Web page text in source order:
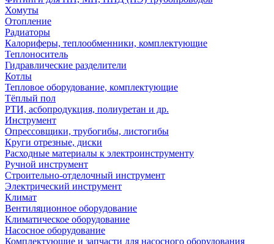
Хомуты
Отопление
Радиаторы
Калориферы, теплообменники, комплектующие
Теплоноситель
Гидравлические разделители
Котлы
Тепловое оборудование, комплектующие
Тёплый пол
РТИ, асбопродукция, полиуретан и др.
Инструмент
Опрессовщики, трубогибы, листогибы
Круги отрезные, диски
Расходные материалы к электроинструменту
Ручной инструмент
Строительно-отделочный инструмент
Электрический инструмент
Климат
Вентиляционное оборудование
Климатическое оборудование
Насосное оборудование
Комплектующие и запчасти для насосного оборудования